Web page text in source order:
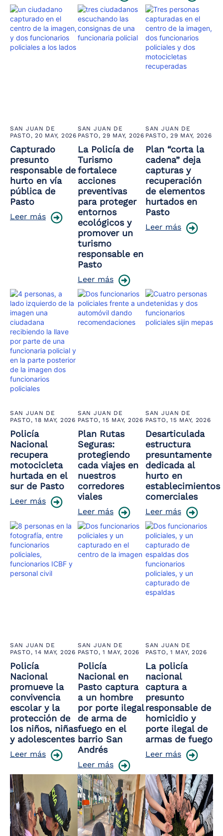
SAN JUAN DE
PASTO,20 MAY, 2026
Capturado
presunto
responsable de
hurto en vía
pública de
Pasto
Leer más
SAN JUAN DE
PASTO,29 MAY, 2026
La Policía de
Turismo
fortalece
acciones
preventivas
para proteger
entornos
ecológicos y
promover un
turismo
responsable en
Pasto
Leer más
SAN JUAN DE
PASTO,29 MAY, 2026
Plan “corta la
cadena” deja
capturas y
recuperación
de elementos
hurtados en
Pasto
Leer más
SAN JUAN DE
PASTO,18 MAY, 2026
Policía
Nacional
recupera
motocicleta
hurtada en el
sur de Pasto
Leer más
SAN JUAN DE
PASTO,15 MAY, 2026
Plan Rutas
Seguras:
protegiendo
cada viajes en
nuestros
corredores
viales
Leer más
SAN JUAN DE
PASTO,15 MAY, 2026
Desarticulada
estructura
presuntamente
dedicada al
hurto en
establecimientos
comerciales
Leer más
SAN JUAN DE
PASTO,14 MAY, 2026
Policía
Nacional
promueve la
convivencia
escolar y la
protección de
los niños, niñas
y adolescentes
Leer más
SAN JUAN DE
PASTO,1 MAY, 2026
Policía
Nacional en
Pasto captura
a un hombre
por porte ilegal
de arma de
fuego en el
barrio San
Andrés
Leer más
SAN JUAN DE
PASTO,1 MAY, 2026
La policía
nacional
captura a
presunto
responsable de
homicidio y
porte ilegal de
armas de fuego
Leer más